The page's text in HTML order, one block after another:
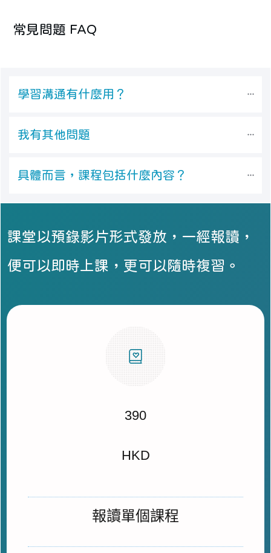
常見問題 FAQ
學習溝通有什麼用？
我有其他問題
具體而言，課程包括什麼內容？
課堂以預錄影片形式發放，一經報讀，
便可以即時上課，更可以隨時複習。
390
HKD
報讀單個課程